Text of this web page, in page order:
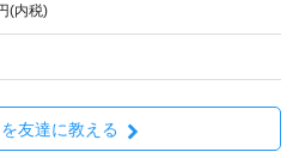
(内税)
友達に教える